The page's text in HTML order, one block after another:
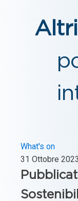
What's on
31 Ottobre 2023